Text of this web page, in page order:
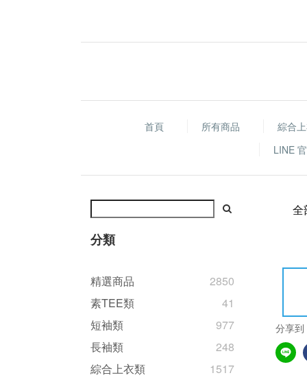
首頁 所有商品 綜合
LINE
分類
精選商品
2850
素TEE類
41
短袖類
977
長袖類
248
綜合上衣類
1517
全
分享到